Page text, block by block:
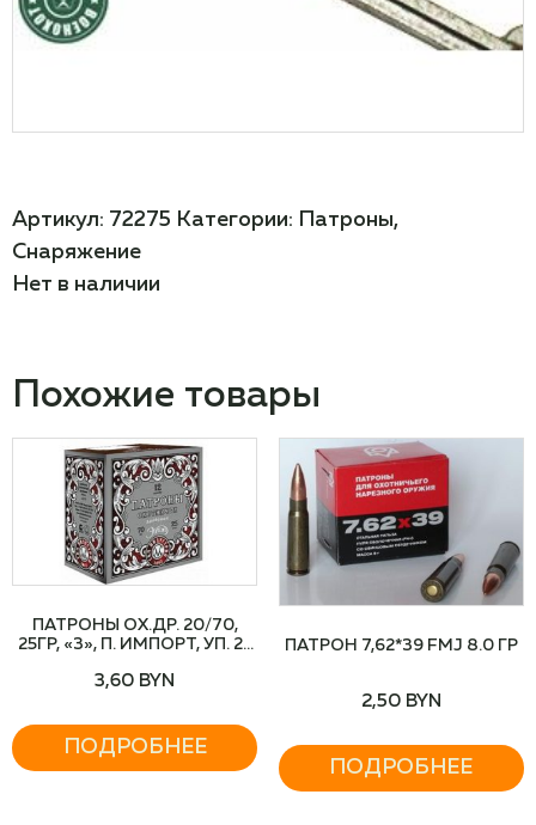
Артикул: 72275 Категории: Патроны,
Снаряжение
Нет в наличии
Похожие товары
ПАТРОНЫ ОХ.ДР. 20/70,
25ГР, «3», П. ИМПОРТ, УП. 25
3,60 BYN
ПОДРОБНЕЕ
ПАТРОН 7,62*39 FMJ 8.0 ГР
2,50 BYN
ПОДРОБНЕЕ